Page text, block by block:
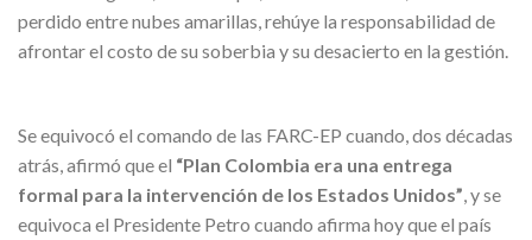
perdido entre nubes amarillas, rehúye la responsabilidad de
afrontar el costo de su soberbia y su desacierto en la gestión.
Se equivocó el comando de las FARC-EP cuando, dos décadas
atrás, afirmó que el “Plan Colombia era una entrega
formal para la intervención de los Estados Unidos” , y se
equivoca el Presidente Petro cuando afirma hoy que el país